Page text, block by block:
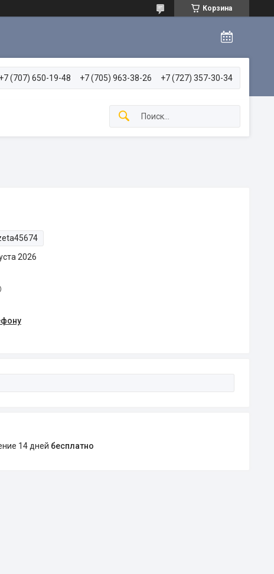
Корзина
+7 (707) 650-19-48 +7 (705) 963-38-26 +7 (727) 357-30-34
2026
14 дней бесплатно